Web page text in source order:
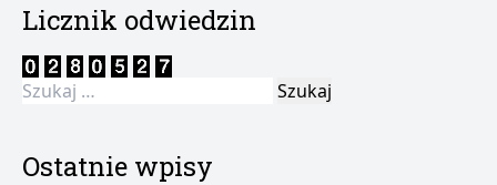
Licznik odwiedzin
Szukaj:
Ostatnie wpisy